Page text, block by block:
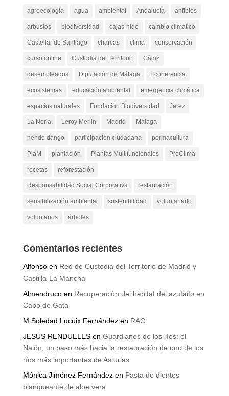
agroecología agua ambiental Andalucía anfibios
arbustos biodiversidad cajas-nido cambio climático
Castellar de Santiago charcas clima conservación
curso online Custodia del Territorio Cádiz
desempleados Diputación de Málaga Ecoherencia
ecosistemas educación ambiental emergencia climática
espacios naturales Fundación Biodiversidad Jerez
La Noria Leroy Merlin Madrid Málaga
nendo dango participación ciudadana permacultura
PlaM plantación Plantas Multifuncionales ProClima
recetas reforestación
Responsabilidad Social Corporativa restauración
sensibilización ambiental sostenibilidad voluntariado
voluntarios árboles
Comentarios recientes
Alfonsoen Red de Custodia del Territorio de Madrid y
Castilla-La Mancha
Almendrucoen Recuperación del hábitat del azufaifo en
Cabo de Gata
M Soledad Lucuix Fernándezen RAC
JESÚS RENDUELESen Guardianes de los ríos: el
Nalón, un paso más hacia la restauración de uno de los
ríos más importantes de Asturias
Mónica Jiménez Fernándezen Pasta de dientes
blanqueante de aloe vera